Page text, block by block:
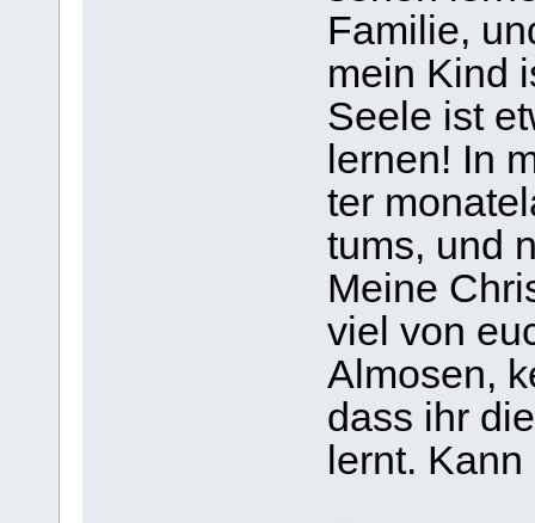
Fami­lie,
mein Kind
Seele ist
ler­nen! In
ter
tums, und
Meine
viel von
Almo­sen,
dass ihr
lernt.